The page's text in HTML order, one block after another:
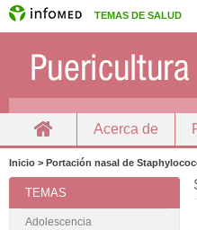
TEMAS DE SALUD
Acerca de
Docencia
Inicio > Portación nasal de
TEMAS
Adolescencia